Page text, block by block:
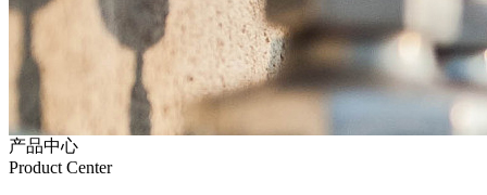
产品中心
Product Center